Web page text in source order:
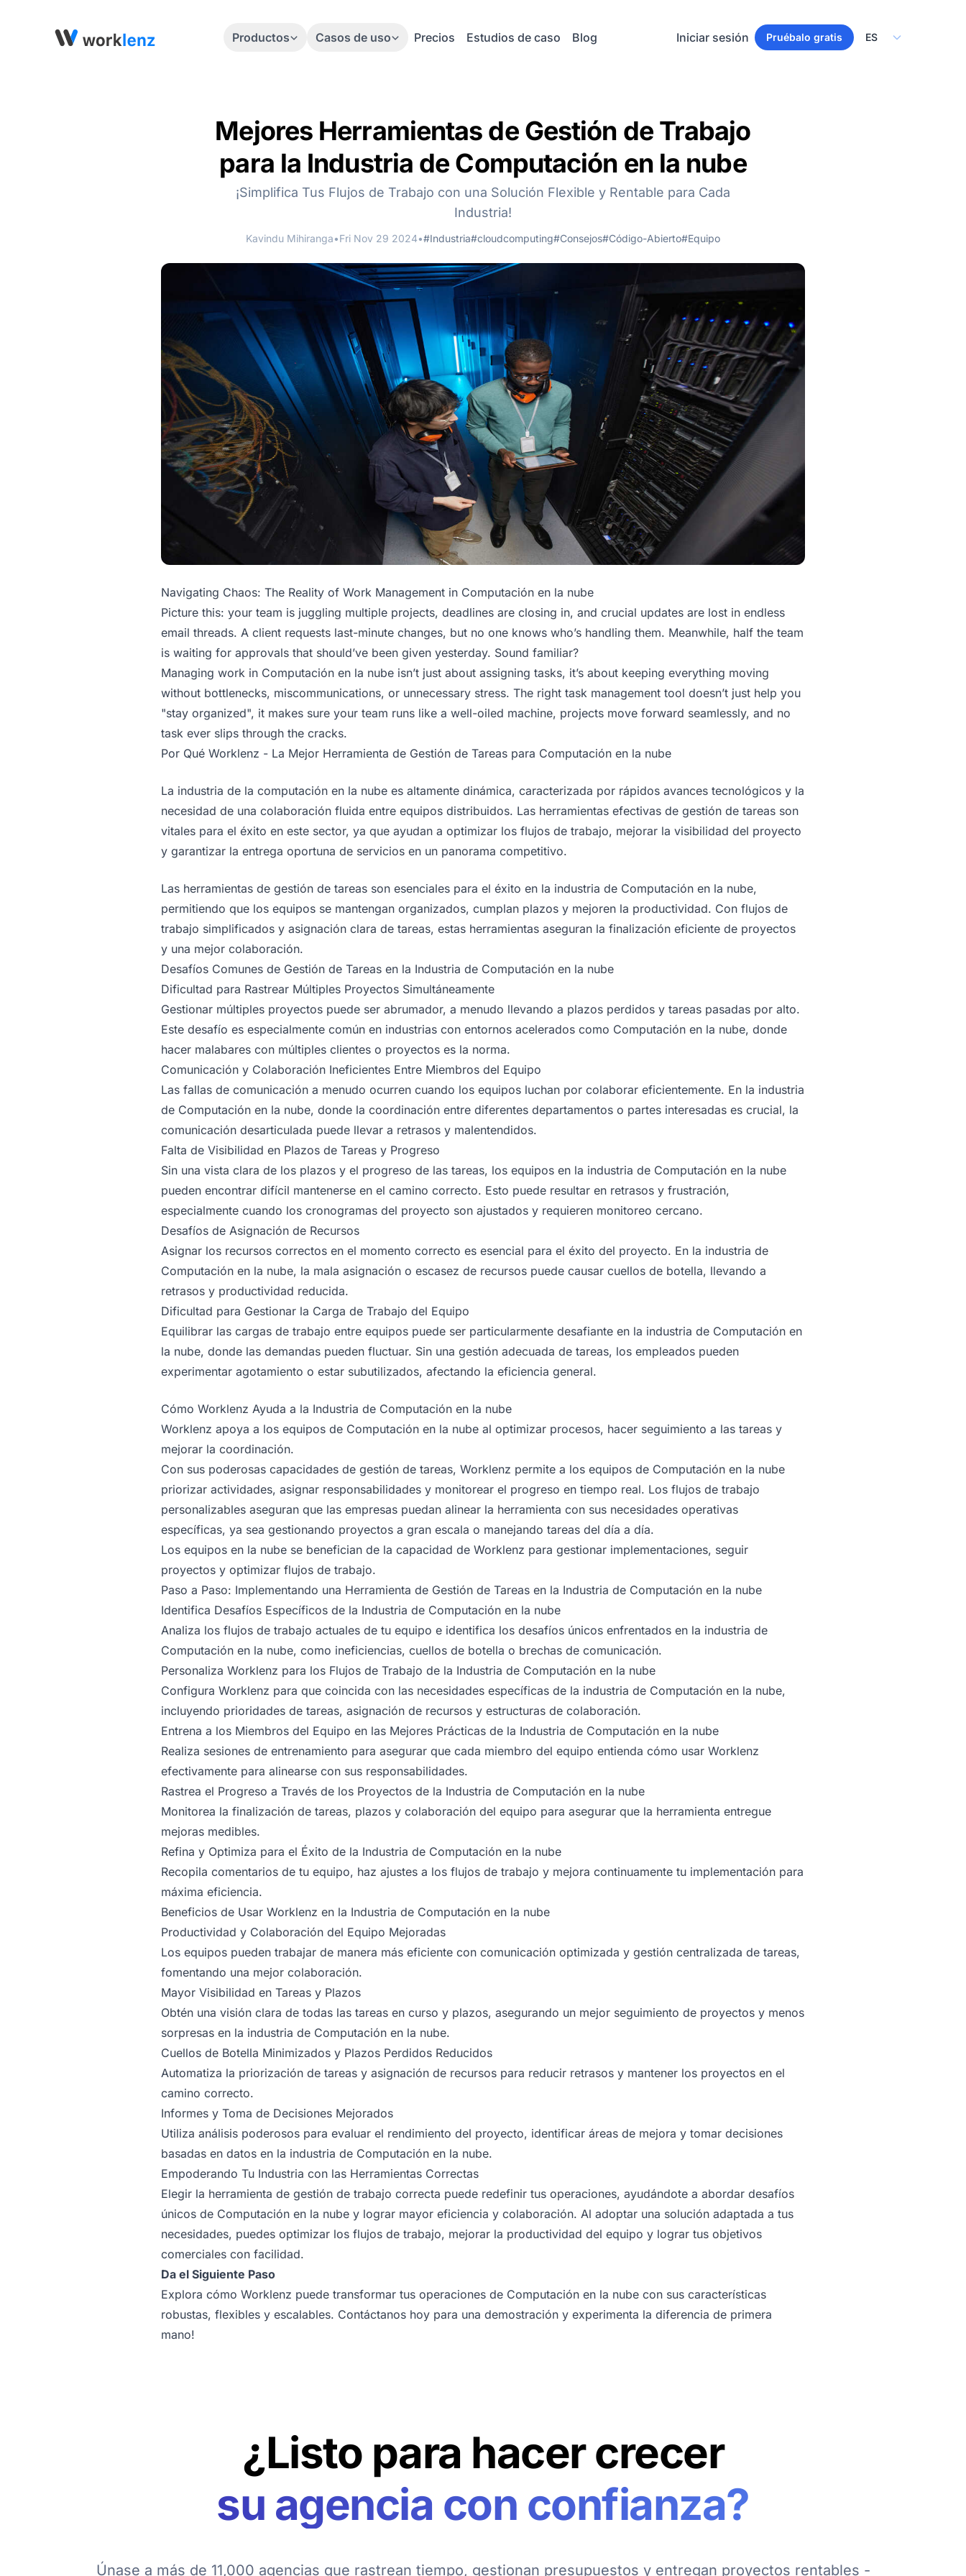
Productos Casos de uso Precios Estudios de caso Blog Iniciar sesión Pruébalo gratis Select Language
Mejores Herramientas de Gestión de Trabajo
para la Industria de Computación en la nube
¡Simplifica Tus Flujos de Trabajo con una Solución Flexible y Rentable para Cada
Industria!
Kavindu Mihiranga•Fri Nov 29 2024•#Industria#cloudcomputing#Consejos#Código-Abierto#Equipo
Navigating Chaos: The Reality of Work Management in Computación en la nube
Picture this: your team is juggling multiple projects, deadlines are closing in, and crucial updates are lost in endless
email threads. A client requests last-minute changes, but no one knows who’s handling them. Meanwhile, half the team
is waiting for approvals that should’ve been given yesterday. Sound familiar?
Managing work in Computación en la nube isn’t just about assigning tasks, it’s about keeping everything moving
without bottlenecks, miscommunications, or unnecessary stress. The right task management tool doesn’t just help you
"stay organized", it makes sure your team runs like a well-oiled machine, projects move forward seamlessly, and no
task ever slips through the cracks.
Por Qué Worklenz - La Mejor Herramienta de Gestión de Tareas para Computación en la nube
La industria de la computación en la nube es altamente dinámica, caracterizada por rápidos avances tecnológicos y la
necesidad de una colaboración fluida entre equipos distribuidos. Las herramientas efectivas de gestión de tareas son
vitales para el éxito en este sector, ya que ayudan a optimizar los flujos de trabajo, mejorar la visibilidad del proyecto
y garantizar la entrega oportuna de servicios en un panorama competitivo.
Las herramientas de gestión de tareas son esenciales para el éxito en la industria de Computación en la nube,
permitiendo que los equipos se mantengan organizados, cumplan plazos y mejoren la productividad. Con flujos de
trabajo simplificados y asignación clara de tareas, estas herramientas aseguran la finalización eficiente de proyectos
y una mejor colaboración.
Desafíos Comunes de Gestión de Tareas en la Industria de Computación en la nube
Dificultad para Rastrear Múltiples Proyectos Simultáneamente
Gestionar múltiples proyectos puede ser abrumador, a menudo llevando a plazos perdidos y tareas pasadas por alto.
Este desafío es especialmente común en industrias con entornos acelerados como Computación en la nube, donde
hacer malabares con múltiples clientes o proyectos es la norma.
Comunicación y Colaboración Ineficientes Entre Miembros del Equipo
Las fallas de comunicación a menudo ocurren cuando los equipos luchan por colaborar eficientemente. En la industria
de Computación en la nube, donde la coordinación entre diferentes departamentos o partes interesadas es crucial, la
comunicación desarticulada puede llevar a retrasos y malentendidos.
Falta de Visibilidad en Plazos de Tareas y Progreso
Sin una vista clara de los plazos y el progreso de las tareas, los equipos en la industria de Computación en la nube
pueden encontrar difícil mantenerse en el camino correcto. Esto puede resultar en retrasos y frustración,
especialmente cuando los cronogramas del proyecto son ajustados y requieren monitoreo cercano.
Desafíos de Asignación de Recursos
Asignar los recursos correctos en el momento correcto es esencial para el éxito del proyecto. En la industria de
Computación en la nube, la mala asignación o escasez de recursos puede causar cuellos de botella, llevando a
retrasos y productividad reducida.
Dificultad para Gestionar la Carga de Trabajo del Equipo
Equilibrar las cargas de trabajo entre equipos puede ser particularmente desafiante en la industria de Computación en
la nube, donde las demandas pueden fluctuar. Sin una gestión adecuada de tareas, los empleados pueden
experimentar agotamiento o estar subutilizados, afectando la eficiencia general.
Cómo Worklenz Ayuda a la Industria de Computación en la nube
Worklenz apoya a los equipos de Computación en la nube al optimizar procesos, hacer seguimiento a las tareas y
mejorar la coordinación.
Con sus poderosas capacidades de gestión de tareas, Worklenz permite a los equipos de Computación en la nube
priorizar actividades, asignar responsabilidades y monitorear el progreso en tiempo real. Los flujos de trabajo
personalizables aseguran que las empresas puedan alinear la herramienta con sus necesidades operativas
específicas, ya sea gestionando proyectos a gran escala o manejando tareas del día a día.
Los equipos en la nube se benefician de la capacidad de Worklenz para gestionar implementaciones, seguir
proyectos y optimizar flujos de trabajo.
Paso a Paso: Implementando una Herramienta de Gestión de Tareas en la Industria de Computación en la nube
Identifica Desafíos Específicos de la Industria de Computación en la nube
Analiza los flujos de trabajo actuales de tu equipo e identifica los desafíos únicos enfrentados en la industria de
Computación en la nube, como ineficiencias, cuellos de botella o brechas de comunicación.
Personaliza Worklenz para los Flujos de Trabajo de la Industria de Computación en la nube
Configura Worklenz para que coincida con las necesidades específicas de la industria de Computación en la nube,
incluyendo prioridades de tareas, asignación de recursos y estructuras de colaboración.
Entrena a los Miembros del Equipo en las Mejores Prácticas de la Industria de Computación en la nube
Realiza sesiones de entrenamiento para asegurar que cada miembro del equipo entienda cómo usar Worklenz
efectivamente para alinearse con sus responsabilidades.
Rastrea el Progreso a Través de los Proyectos de la Industria de Computación en la nube
Monitorea la finalización de tareas, plazos y colaboración del equipo para asegurar que la herramienta entregue
mejoras medibles.
Refina y Optimiza para el Éxito de la Industria de Computación en la nube
Recopila comentarios de tu equipo, haz ajustes a los flujos de trabajo y mejora continuamente tu implementación para
máxima eficiencia.
Beneficios de Usar Worklenz en la Industria de Computación en la nube
Productividad y Colaboración del Equipo Mejoradas
Los equipos pueden trabajar de manera más eficiente con comunicación optimizada y gestión centralizada de tareas,
fomentando una mejor colaboración.
Mayor Visibilidad en Tareas y Plazos
Obtén una visión clara de todas las tareas en curso y plazos, asegurando un mejor seguimiento de proyectos y menos
sorpresas en la industria de Computación en la nube.
Cuellos de Botella Minimizados y Plazos Perdidos Reducidos
Automatiza la priorización de tareas y asignación de recursos para reducir retrasos y mantener los proyectos en el
camino correcto.
Informes y Toma de Decisiones Mejorados
Utiliza análisis poderosos para evaluar el rendimiento del proyecto, identificar áreas de mejora y tomar decisiones
basadas en datos en la industria de Computación en la nube.
Empoderando Tu Industria con las Herramientas Correctas
Elegir la herramienta de gestión de trabajo correcta puede redefinir tus operaciones, ayudándote a abordar desafíos
únicos de Computación en la nube y lograr mayor eficiencia y colaboración. Al adoptar una solución adaptada a tus
necesidades, puedes optimizar los flujos de trabajo, mejorar la productividad del equipo y lograr tus objetivos
comerciales con facilidad.
Da el Siguiente Paso
Explora cómo Worklenz puede transformar tus operaciones de Computación en la nube con sus características
robustas, flexibles y escalables. Contáctanos hoy para una demostración y experimenta la diferencia de primera
mano!
¿Listo para hacer crecer
su agencia con confianza?
Únase a más de 11,000 agencias que rastrean tiempo, gestionan presupuestos y entregan proyectos rentables -